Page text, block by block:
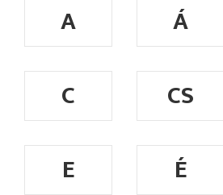
A Á
C
CS
E
É